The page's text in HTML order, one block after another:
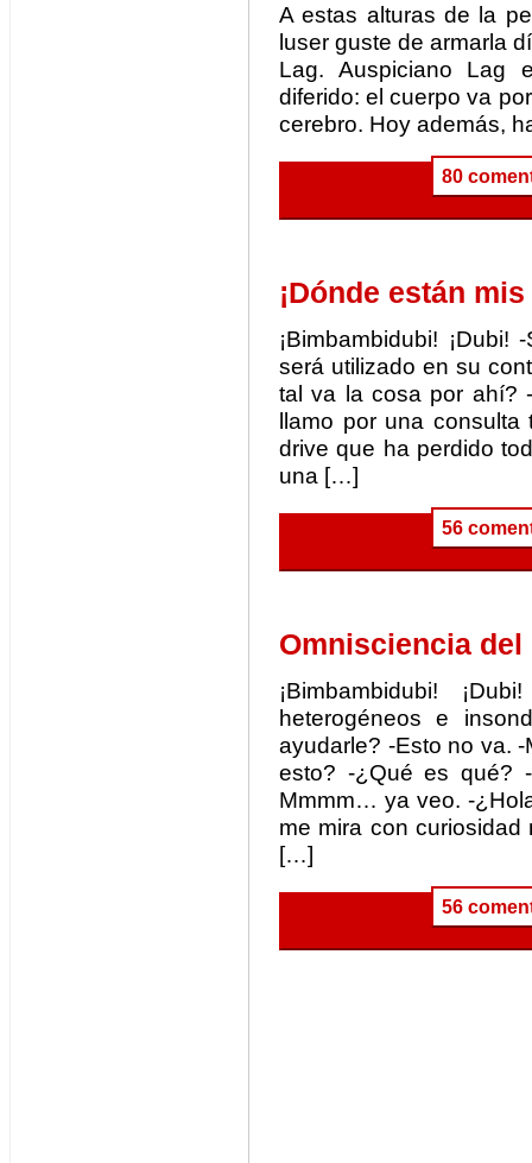
A estas alturas de la
luser guste de armarla
Lag. Auspiciano Lag
diferido: el cuerpo va
cerebro. Hoy además,
80
¡Dónde están
¡Bimbambidubi!
será utilizado en su
tal va la cosa por ahí?
llamo por una
drive que ha perdido
una […]
56
Omnisciencia del
¡Bimbambidubi!
heterogéneos e
ayudarle? -Esto no va.
esto? -¿Qué es qué?
Mmmm… ya veo. -
me mira con
[…]
56